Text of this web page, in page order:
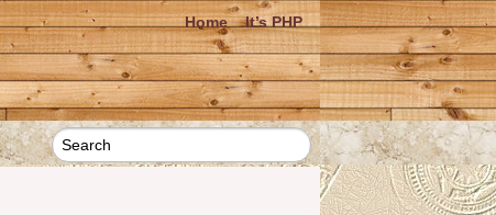
Home It’s PHP